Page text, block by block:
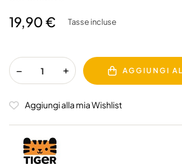
19,90 € Tasse incluse
AGGIUNGI
Aggiungi alla mia Wishlist